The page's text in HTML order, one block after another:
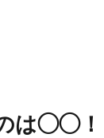
は◯◯！